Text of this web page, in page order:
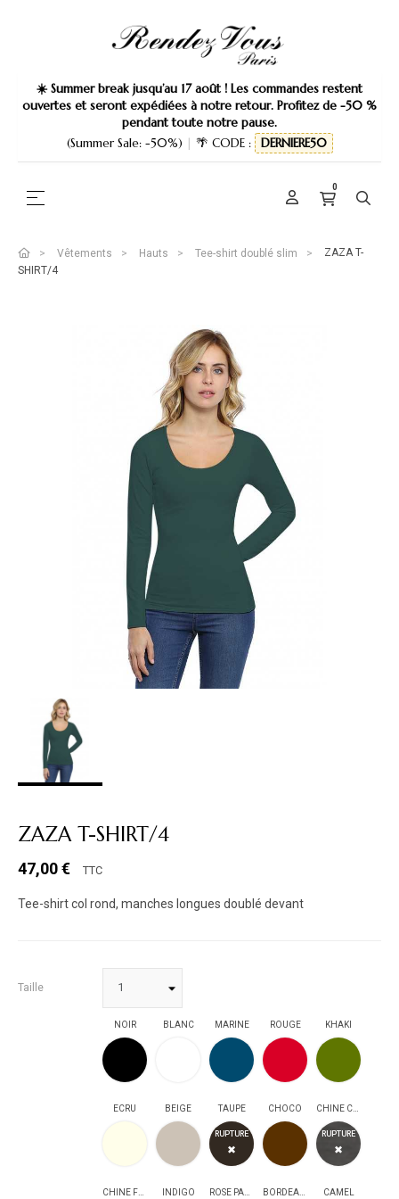
☀️ Summer break jusqu’au 17 août ! Les commandes restent
ouvertes et seront expédiées à notre retour. Profitez de -50 %
pendant toute notre pause.
(Summer Sale: -50%) | 🌴 CODE : DERNIERE50
Basculer la navigation
☰
0
Vêtements Hauts Tee-shirt doublé slim
ZAZA T-
SHIRT/4
ZAZA T-SHIRT/4
47,00 € TTC
Tee-shirt col rond, manches longues doublé devant
Taille
NOIR
NOIR
BLANC MARINE
MARINE
ROUGE
ROUGE
KHAKI
KHAKI
ECRU BEIGE
BEIGE
TAUPE
RUPTURE
✖
TAUPE
CHOCO
CHOCO RUPTURE
✖
CHINE CLAIR
INDIGO CAMEL